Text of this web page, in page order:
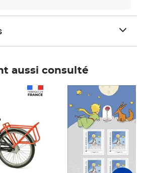
aussi consulté
Prix 7,50€